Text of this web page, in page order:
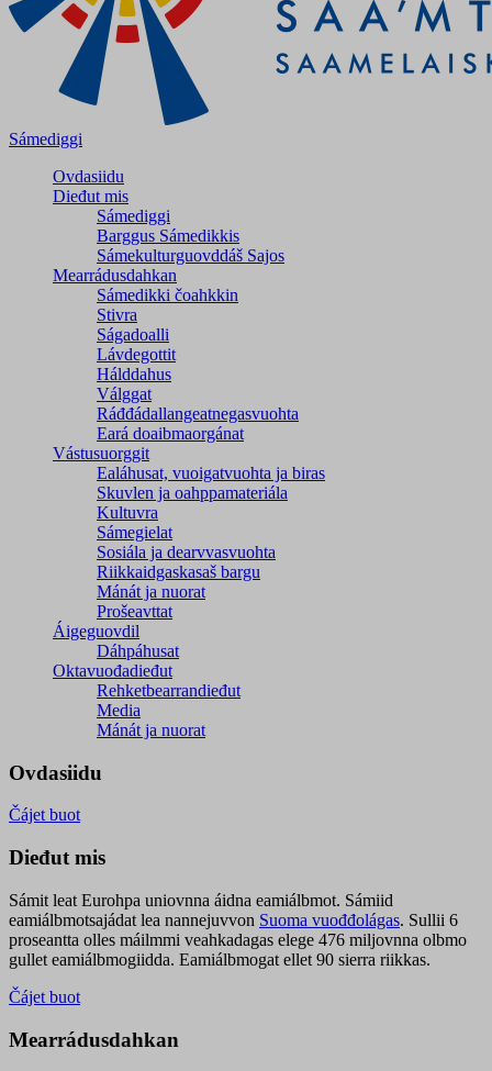
Sámediggi
Ovdasiidu
Dieđut mis
Sámediggi
Barggus Sámedikkis
Sámekulturguovddáš Sajos
Mearrádusdahkan
Sámedikki čoahkkin
Stivra
Ságadoalli
Lávdegottit
Hálddahus
Válggat
Ráđđádallangeatnegas­vuohta
Eará doaibmaorgánat
Vástusuorggit
Ealáhusat, vuoigatvuohta ja biras
Skuvlen ja oahppamateriála
Kultuvra
Sámegielat
Sosiála ja dearvvasvuohta
Riikkaidgaskasaš bargu
Mánát ja nuorat
Prošeavttat
Áigeguovdil
Dáhpáhusat
Oktavuođadieđut
Rehketbearrandieđut
Media
Mánát ja nuorat
Ovdasiidu
Čájet buot
Dieđut mis
Sámit leat Eurohpa uniovnna áidna eamiálbmot. Sámiid
eamiálbmotsajádat lea nannejuvvon Suoma vuođđolágas. Sullii 6
proseantta olles máilmmi veahkadagas elege 476 miljovnna olbmo
gullet eamiálbmogiidda. Eamiálbmogat ellet 90 sierra riikkas.
Čájet buot
Mearrádusdahkan